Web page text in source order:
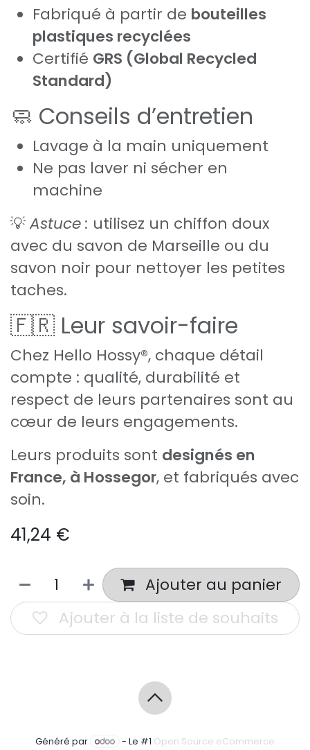
Fabriqué à partir de bouteilles
plastiques recyclées
Certifié GRS (Global Recycled
Standard)
🧼 Conseils d’entretien
Lavage à la main uniquement
Ne pas laver ni sécher en
machine
💡Astuce : utilisez un chiffon doux
avec du savon de Marseille ou du
savon noir pour nettoyer les petites
taches.
🇫🇷 Leur savoir-faire
Chez Hello Hossy®, chaque détail
compte : qualité, durabilité et
respect de leurs partenaires sont au
cœur de leurs engagements.
Leurs produits sont designés en
France, à Hossegor, et fabriqués avec
soin.
41,24 €
Ajouter au panier
Ajouter à la liste de souhaits
Généré par - Le #1 Open Source eCommerce